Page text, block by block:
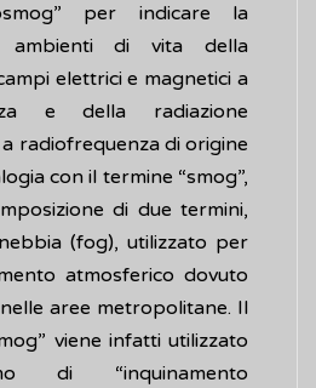
per indicare la
ambienti di vita della
elettrici e magnetici a
e della radiazione
radiofrequenza di origine
con il termine “smog”,
di due termini,
(fog), utilizzato per
atmosferico dovuto
aree metropolitane. Il
viene infatti utilizzato
di “inquinamento